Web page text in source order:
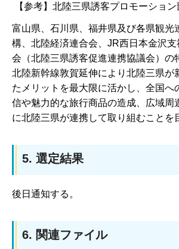
【参考】北陸三県誘客プロモーション
富山県、石川県、福井県及び各県観光
構、北陸経済連合会、JR西日本金沢
会（北陸三県誘客促進連携協議会）の
北陸新幹線敦賀延伸により北陸三県が
たメリットを最大限に活かし、全国へ
信や魅力的な旅行商品の造成、広域周
に北陸三県が連携して取り組むことを
5. 選定結果
後日通知する。
6. 関連ファイル